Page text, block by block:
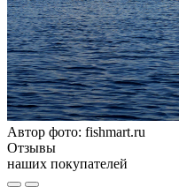
Автор фото: fishmart.ru
Отзывы
наших покупателей